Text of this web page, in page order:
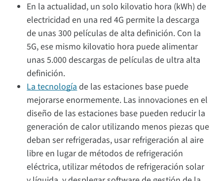
En la actualidad, un solo kilovatio hora (kWh) de
electricidad en una red 4G permite la descarga
de unas 300 películas de alta definición. Con la
5G, ese mismo kilovatio hora puede alimentar
unas 5.000 descargas de películas de ultra alta
definición.
La tecnologíade las estaciones base puede
mejorarse enormemente. Las innovaciones en el
diseño de las estaciones base pueden reducir la
generación de calor utilizando menos piezas que
deban ser refrigeradas, usar refrigeración al aire
libre en lugar de métodos de refrigeración
eléctrica, utilizar métodos de refrigeración solar